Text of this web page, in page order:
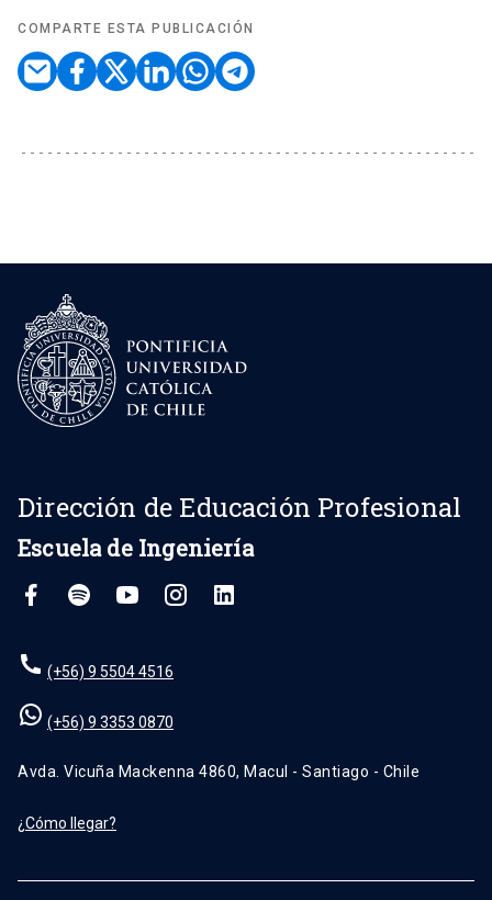
COMPARTE ESTA PUBLICACIÓN
Dirección de Educación Profesional
Escuela de Ingeniería
(+56) 9 5504 4516
(+56) 9 3353 0870
Avda. Vicuña Mackenna 4860, Macul - Santiago - Chile
¿Cómo llegar?